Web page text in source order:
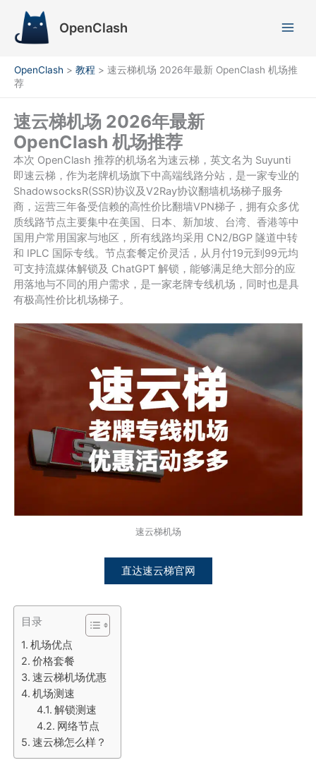
OpenClash
OpenClash > 教程 > 速云梯机场 2026年最新 OpenClash 机场推
荐
速云梯机场 2026年最新
OpenClash 机场推荐
本次 OpenClash 推荐的机场名为速云梯，英文名为 Suyunti
即速云梯，作为老牌机场旗下中高端线路分站，是一家专业的
ShadowsocksR(SSR)协议及V2Ray协议翻墙机场梯子服务
商，运营三年备受信赖的高性价比翻墙VPN梯子，拥有众多优
质线路节点主要集中在美国、日本、新加坡、台湾、香港等中
国用户常用国家与地区，所有线路均采用 CN2/BGP 隧道中转
和 IPLC 国际专线。节点套餐定价灵活，从月付19元到99元均
可支持流媒体解锁及 ChatGPT 解锁，能够满足绝大部分的应
用落地与不同的用户需求，是一家老牌专线机场，同时也是具
有极高性价比机场梯子。
速云梯机场
直达速云梯官网
目录
机场优点
价格套餐
速云梯机场优惠
机场测速
解锁测速
网络节点
速云梯怎么样？